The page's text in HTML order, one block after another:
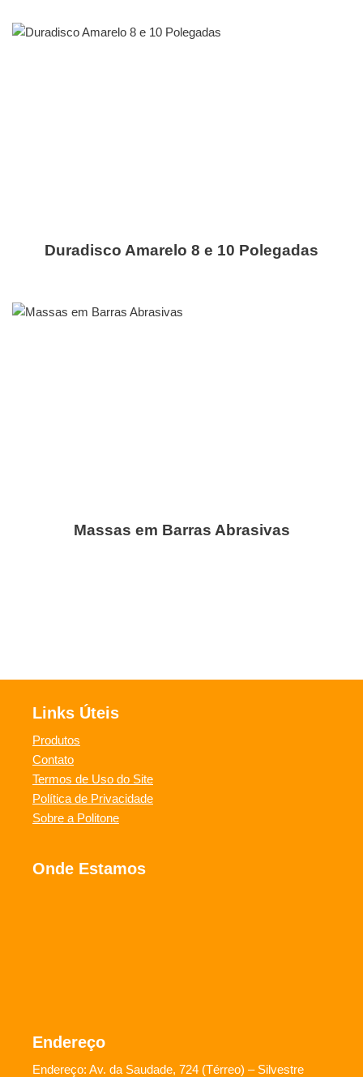
Duradisco Amarelo 8 e 10 Polegadas
Massas em Barras Abrasivas
Links Úteis
Produtos
Contato
Termos de Uso do Site
Política de Privacidade
Sobre a Politone
Onde Estamos
Endereço
Endereço: Av. da Saudade, 724 (Térreo) – Silvestre